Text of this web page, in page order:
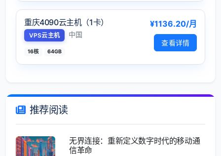
重庆4090云主机（1卡）
VPS云主机 中国
16核 64GB
¥1136.20/月
查看详情
推荐阅读
无界连接：重新定义数字时代的移动通
信革命